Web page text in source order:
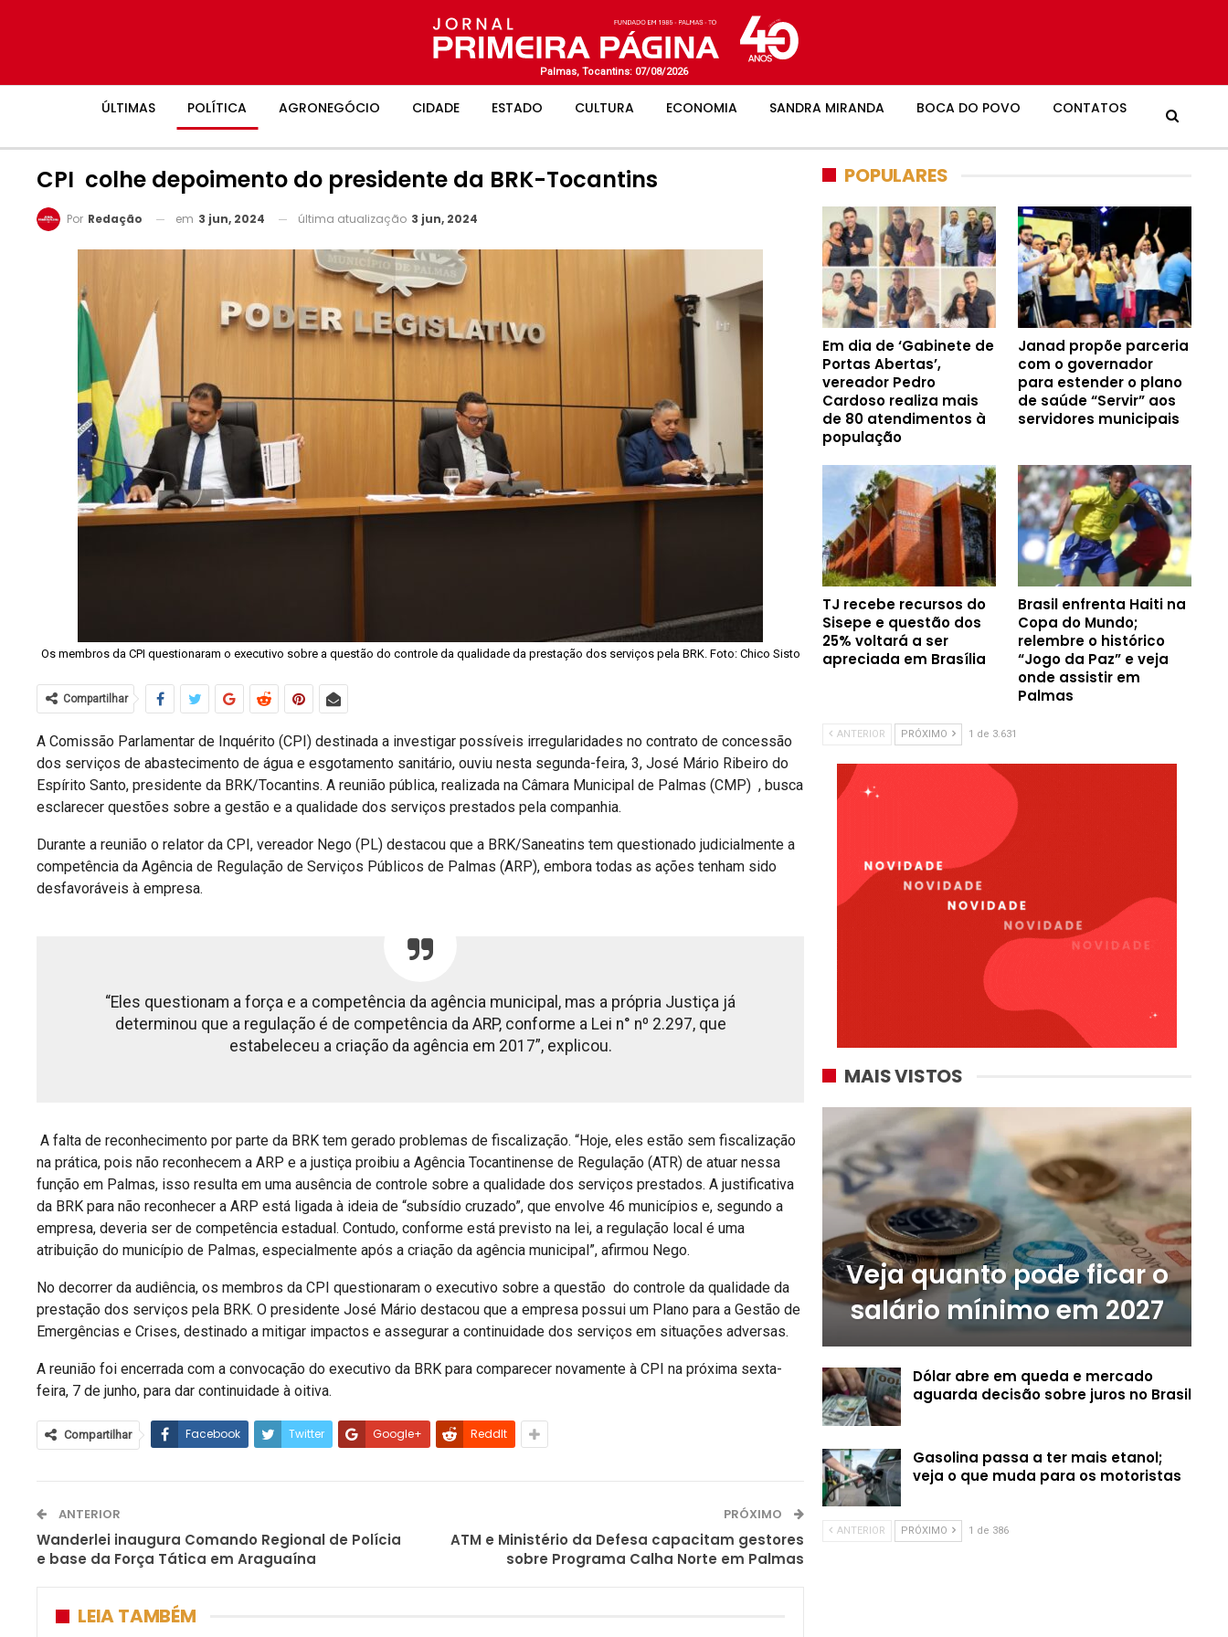
Palmas, Tocantins: 07/08/2026
ÚLTIMAS POLÍTICA AGRONEGÓCIO CIDADE ESTADO CULTURA ECONOMIA SANDRA MIRANDA BOCA DO POVO CONTATOS
CPI colhe depoimento do presidente da BRK-Tocantins
Por Redação em 3 jun, 2024 última atualização 3 jun, 2024
Os membros da CPI questionaram o executivo sobre a questão do controle da qualidade da prestação dos serviços pela BRK. Foto: Chico Sisto
Compartilhar
A Comissão Parlamentar de Inquérito (CPI) destinada a investigar possíveis irregularidades no contrato de concessão
dos serviços de abastecimento de água e esgotamento sanitário, ouviu nesta segunda-feira, 3, José Mário Ribeiro do
Espírito Santo, presidente da BRK/Tocantins. A reunião pública, realizada na Câmara Municipal de Palmas (CMP) , busca
esclarecer questões sobre a gestão e a qualidade dos serviços prestados pela companhia.
Durante a reunião o relator da CPI, vereador Nego (PL) destacou que a BRK/Saneatins tem questionado judicialmente a
competência da Agência de Regulação de Serviços Públicos de Palmas (ARP), embora todas as ações tenham sido
desfavoráveis à empresa.
“Eles questionam a força e a competência da agência municipal, mas a própria Justiça já
determinou que a regulação é de competência da ARP, conforme a Lei n° nº 2.297, que
estabeleceu a criação da agência em 2017”, explicou.
A falta de reconhecimento por parte da BRK tem gerado problemas de fiscalização. “Hoje, eles estão sem fiscalização
na prática, pois não reconhecem a ARP e a justiça proibiu a Agência Tocantinense de Regulação (ATR) de atuar nessa
função em Palmas, isso resulta em uma ausência de controle sobre a qualidade dos serviços prestados. A justificativa
da BRK para não reconhecer a ARP está ligada à ideia de “subsídio cruzado”, que envolve 46 municípios e, segundo a
empresa, deveria ser de competência estadual. Contudo, conforme está previsto na lei, a regulação local é uma
atribuição do município de Palmas, especialmente após a criação da agência municipal”, afirmou Nego.
No decorrer da audiência, os membros da CPI questionaram o executivo sobre a questão do controle da qualidade da
prestação dos serviços pela BRK. O presidente José Mário destacou que a empresa possui um Plano para a Gestão de
Emergências e Crises, destinado a mitigar impactos e assegurar a continuidade dos serviços em situações adversas.
A reunião foi encerrada com a convocação do executivo da BRK para comparecer novamente à CPI na próxima sexta-
feira, 7 de junho, para dar continuidade à oitiva.
Compartilhar Facebook Twitter Google+ ReddIt
ANTERIOR
Wanderlei inaugura Comando Regional de Polícia
e base da Força Tática em Araguaína
PRÓXIMO
ATM e Ministério da Defesa capacitam gestores
sobre Programa Calha Norte em Palmas
LEIA TAMBÉM
POPULARES
Em dia de ‘Gabinete de
Portas Abertas’,
vereador Pedro
Cardoso realiza mais
de 80 atendimentos à
população
Janad propõe parceria
com o governador
para estender o plano
de saúde “Servir” aos
servidores municipais
TJ recebe recursos do
Sisepe e questão dos
25% voltará a ser
apreciada em Brasília
Brasil enfrenta Haiti na
Copa do Mundo;
relembre o histórico
“Jogo da Paz” e veja
onde assistir em
Palmas
ANTERIOR PRÓXIMO 1 de 3.631
MAIS VISTOS
Veja quanto pode ficar o
salário mínimo em 2027
Dólar abre em queda e mercado
aguarda decisão sobre juros no Brasil
Gasolina passa a ter mais etanol;
veja o que muda para os motoristas
ANTERIOR PRÓXIMO 1 de 386